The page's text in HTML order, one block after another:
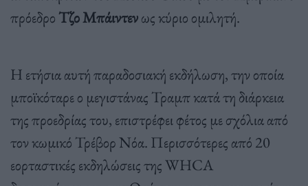
πρόεδρο Τζο Μπάιντενως κύριο ομιλητή.
Η ετήσια αυτή παραδοσιακή εκδήλωση, την οποία
μποϊκόταρε ο μεγιστάνας Τραμπ κατά τη διάρκεια
της προεδρίας του, επιστρέφει φέτος με σχόλια από
τον κωμικό Τρέβορ Νόα. Περισσότερες από 20
εορταστικές εκδηλώσεις της WHCA